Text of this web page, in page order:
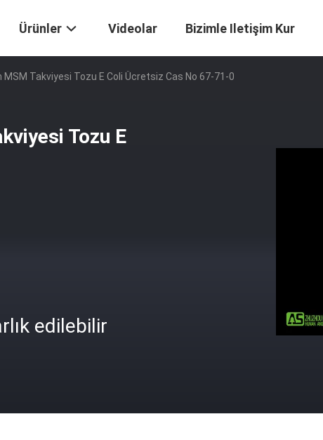
Ürünler Videolar Bizimle Iletişim Kur
MSM Takviyesi Tozu E Coli Ücretsiz Cas No 67-71-0
Tozu E
edilebilir